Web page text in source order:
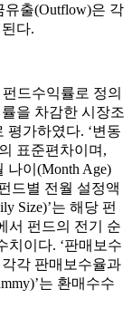
유출(Outflow)은 각
다.
펀드수익률로 정의
을 차감한 시장조
평가하였다. ‘변동
표준편차이며,
나이(Month Age)
드별 전월 설정액
Size)’는 해당 펀
서 펀드의 전기 순
치이다. ‘판매보수
각각 판매보수율과
는 환매수수